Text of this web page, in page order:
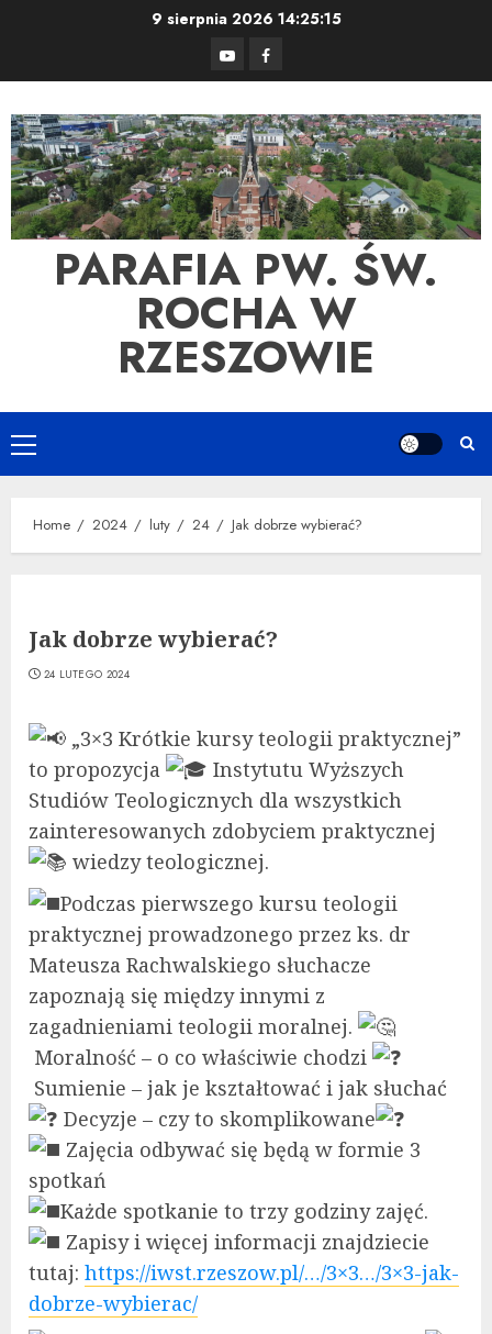
9 sierpnia 2026 14:25:16
YouTubeFacebook
PARAFIA PW. ŚW.
ROCHA W
RZESZOWIE
Primary
Menu
Home 2024 luty 24 Jak dobrze wybierać?
Jak dobrze wybierać?
24 LUTEGO 2024
„3×3 Krótkie kursy teologii praktycznej”
to propozycja
Instytutu Wyższych
Studiów Teologicznych dla wszystkich
zainteresowanych zdobyciem praktycznej
wiedzy teologicznej.
Podczas pierwszego kursu teologii
praktycznej prowadzonego przez ks. dr
Mateusza Rachwalskiego słuchacze
zapoznają się między innymi z
zagadnieniami teologii moralnej.
Moralność – o co właściwie chodzi
Sumienie – jak je kształtować i jak słuchać
Decyzje – czy to skomplikowane
Zajęcia odbywać się będą w formie 3
spotkań
Każde spotkanie to trzy godziny zajęć.
Zapisy i więcej informacji znajdziecie
tutaj: https://iwst.rzeszow.pl/…/3×3…/3×3-jak-
dobrze-wybierac/